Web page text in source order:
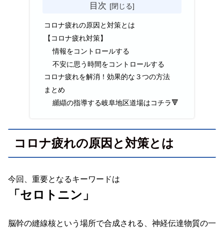
目次
コロナ疲れの原因と対策とは
【コロナ疲れ対策】
情報をコントロールする
不安に思う時間をコントロールする
コロナ疲れを解消！効果的な３つの方法
まとめ
纐纈の指導する岐阜地区道場はコチラ🔻
コロナ疲れの原因と対策とは
今回、重要となるキーワードは
「セロトニン」
脳幹の縫線核という場所で合成される、神経伝達物質の一